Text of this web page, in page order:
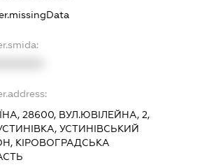
28600, ВУЛ.ЮВІЛЕЙНА, 2,
УСТИНІВСЬКИЙ
КІРОВОГРАДСЬКА